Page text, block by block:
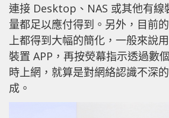
連接 Desktop、NAS 或其他有線
量都足以應付得到。另外，目前
上都得到大幅的簡化，一般來說
裝置 APP，再按熒幕指示透過數
時上網，就算是對網絡認識不深
成。